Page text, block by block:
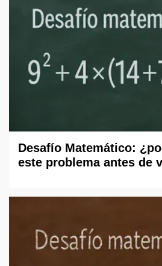
Desafío Matemático:
este problema antes de